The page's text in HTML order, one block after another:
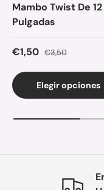
Mambo Twist De 12
Pulgadas
Precio de venta
€1,50 Precio normal
€3,50
Elegir opciones